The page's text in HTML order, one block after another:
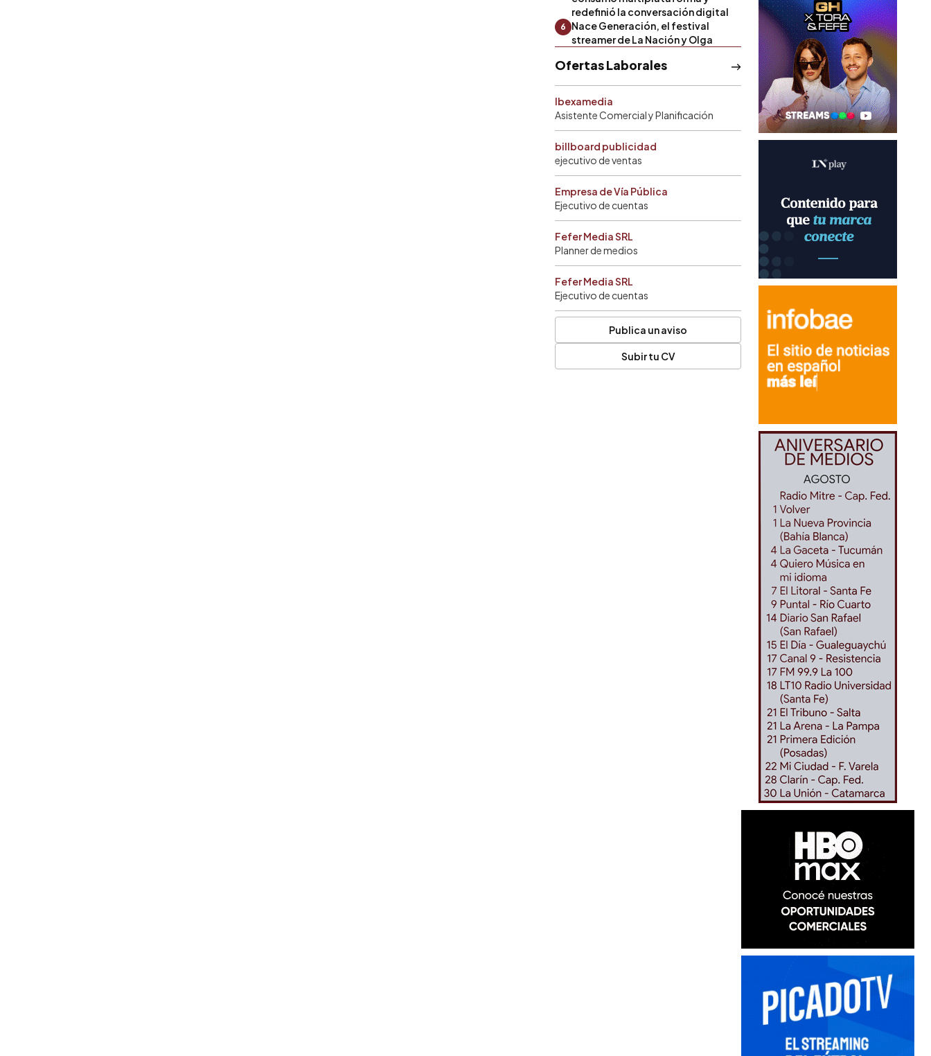
redefinió la conversación digital
6
Nace Generación, el festival
streamer de La Nación y Olga
Ofertas Laborales
Ibexamedia
Asistente Comercial y Planificación
billboard publicidad
ejecutivo de ventas
Empresa de Vía Pública
Ejecutivo de cuentas
Fefer Media SRL
Planner de medios
Fefer Media SRL
Ejecutivo de cuentas
Publica un aviso
Subir tu CV